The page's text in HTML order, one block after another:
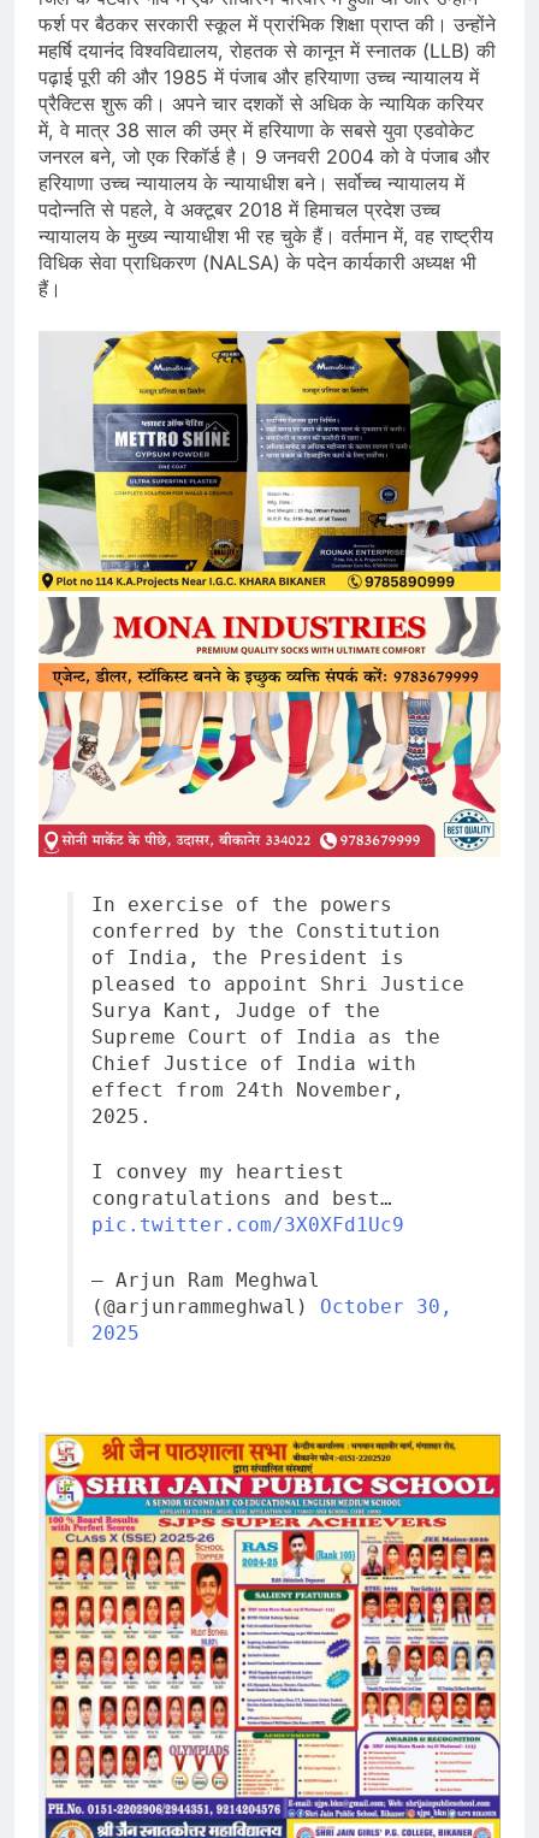
फर्श पर बैठकर सरकारी स्कूल में प्रारंभिक शिक्षा प्राप्त की। उन्होंने
महर्षि दयानंद विश्वविद्यालय, रोहतक से कानून में स्नातक (LLB) की
पढ़ाई पूरी की और 1985 में पंजाब और हरियाणा उच्च न्यायालय में
प्रैक्टिस शुरू की। अपने चार दशकों से अधिक के न्यायिक करियर
में, वे मात्र 38 साल की उम्र में हरियाणा के सबसे युवा एडवोकेट
जनरल बने, जो एक रिकॉर्ड है। 9 जनवरी 2004 को वे पंजाब और
हरियाणा उच्च न्यायालय के न्यायाधीश बने। सर्वोच्च न्यायालय में
पदोन्नति से पहले, वे अक्टूबर 2018 में हिमाचल प्रदेश उच्च
न्यायालय के मुख्य न्यायाधीश भी रह चुके हैं। वर्तमान में, वह राष्ट्रीय
विधिक सेवा प्राधिकरण (NALSA) के पदेन कार्यकारी अध्यक्ष भी
हैं।
In exercise of the powers
conferred by the Constitution
of India, the President is
pleased to appoint Shri Justice
Surya Kant, Judge of the
Supreme Court of India as the
Chief Justice of India with
effect from 24th November,
2025.
I convey my heartiest
congratulations and best…
pic.twitter.com/3X0XFd1Uc9
— Arjun Ram Meghwal
(@arjunrammeghwal) October 30,
2025